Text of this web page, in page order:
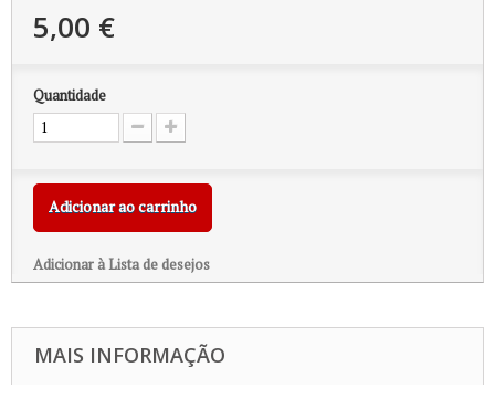
5,00 €
Quantidade
Adicionar ao carrinho
Adicionar à Lista de desejos
MAIS INFORMAÇÃO